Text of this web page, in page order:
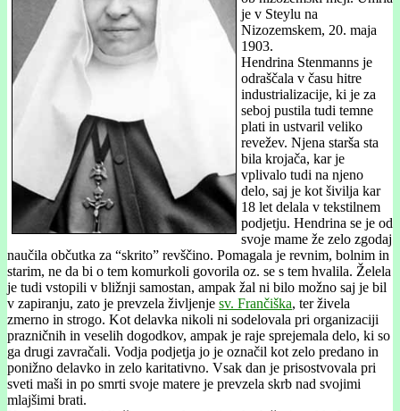
je v Steylu na
Nizozemskem, 20. maja
1903.
Hendrina Stenmanns je
odraščala v času hitre
industrializacije, ki je za
seboj pustila tudi temne
plati in ustvaril veliko
revežev. Njena starša sta
bila krojača, kar je
vplivalo tudi na njeno
delo, saj je kot šivilja kar
18 let delala v tekstilnem
podjetju. Hendrina se je od
svoje mame že zelo zgodaj
naučila občutka za “skrito” revščino. Pomagala je revnim, bolnim in
starim, ne da bi o tem komurkoli govorila oz. se s tem hvalila. Želela
je tudi vstopili v bližnji samostan, ampak žal ni bilo možno saj je bil
v zapiranju, zato je prevzela življenje sv. Frančiška, ter živela
zmerno in strogo. Kot delavka nikoli ni sodelovala pri organizaciji
prazničnih in veselih dogodkov, ampak je raje sprejemala delo, ki so
ga drugi zavračali. Vodja podjetja jo je označil kot zelo predano in
ponižno delavko in zelo karitativno. Vsak dan je prisostvovala pri
sveti maši in po smrti svoje matere je prevzela skrb nad svojimi
mlajšimi brati.